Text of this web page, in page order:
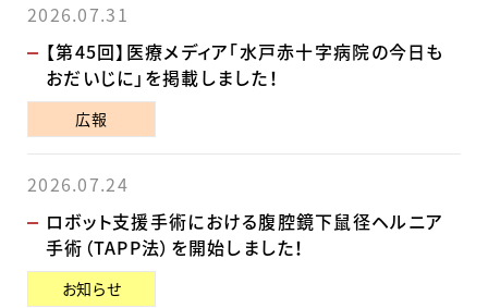
2026.07.31
【第45回】医療メディア「水戸赤十字病院の今日も
おだいじに」を掲載しました！
広報
2026.07.24
ロボット支援手術における腹腔鏡下鼠径ヘルニア
手術（TAPP法）を開始しました！
お知らせ